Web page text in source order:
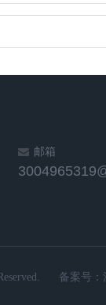
邮箱
备案号：